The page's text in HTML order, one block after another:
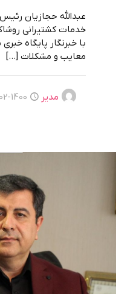
عبدالله حجازیان
خدمات کشتیرانی
با خبرنگار پایگاه
معايب و مشكلات […]
مدیر 1400-02-20